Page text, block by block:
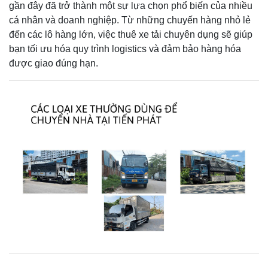
gần đây đã trở thành một sự lựa chọn phổ biến của nhiều
cá nhân và doanh nghiệp. Từ những chuyến hàng nhỏ lẻ
đến các lô hàng lớn, việc thuê xe tải chuyên dụng sẽ giúp
bạn tối ưu hóa quy trình logistics và đảm bảo hàng hóa
được giao đúng hạn.